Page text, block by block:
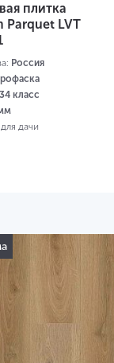
плитка
Parquet LVT
Россия
34 класс
дачи